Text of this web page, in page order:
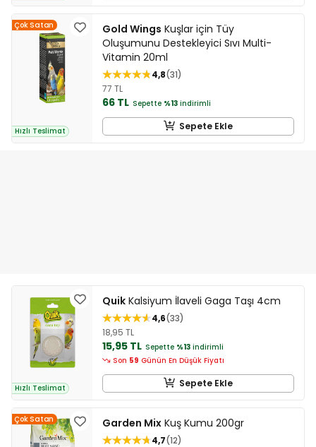
Çok Satan
Hızlı Teslimat
Gold Wings Kuşlar için Tüy
Oluşumunu Destekleyici Sıvı Multi-
Vitamin 20ml
4,8 31
77 TL
66 TL Sepette %13 indirimli
Sepete Ekle
Hızlı Teslimat
Quik Kalsiyum İlaveli Gaga Taşı 4cm
4,6 33
18,95 TL
15,95 TL Sepette %13 indirimli
Son 59 Günün En Düşük Fiyatı
Sepete Ekle
Çok Satan Garden Mix Kuş Kumu 200gr
4,7 12